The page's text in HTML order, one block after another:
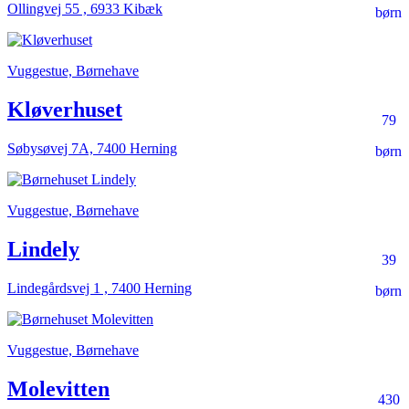
børn
Ollingvej 55 , 6933 Kibæk
Vuggestue, Børnehave
79
børn
Kløverhuset
Søbysøvej 7A, 7400 Herning
Vuggestue, Børnehave
39
børn
Lindely
Lindegårdsvej 1 , 7400 Herning
Vuggestue, Børnehave
430
Molevitten